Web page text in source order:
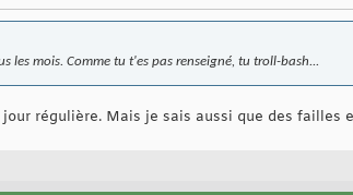
les mois. Comme tu t'es pas renseigné, tu troll-bash...
régulière. Mais je sais aussi que des failles